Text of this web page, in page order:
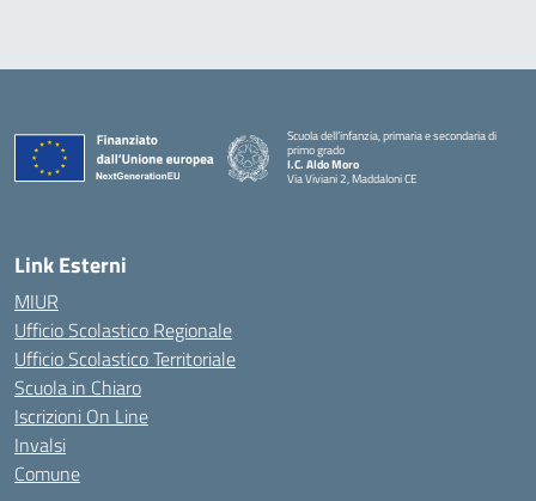
Scuola dell’infanzia, primaria e secondaria di
primo grado
I.C. Aldo Moro
Via Viviani 2, Maddaloni CE
Link Esterni
MIUR
Ufficio Scolastico Regionale
Ufficio Scolastico Territoriale
Scuola in Chiaro
Iscrizioni On Line
Invalsi
Comune